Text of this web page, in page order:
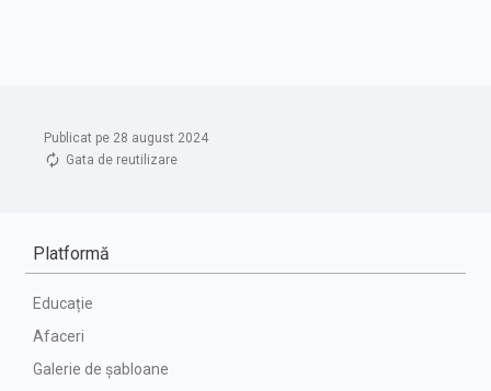
Publicat pe 28 august 2024
Gata de reutilizare
Platformă
Educație
Afaceri
Galerie de șabloane